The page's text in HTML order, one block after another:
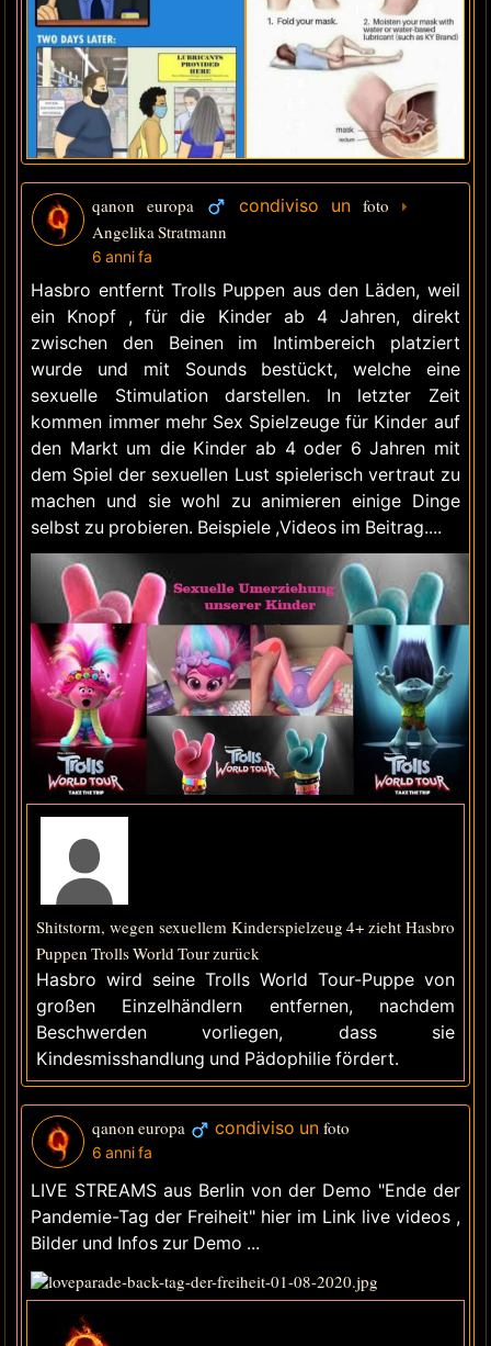
qanon europa condiviso unfoto
Angelika Stratmann
6 anni fa
Hasbro entfernt Trolls Puppen aus den Läden, weil
ein Knopf , für die Kinder ab 4 Jahren, direkt
zwischen den Beinen im Intimbereich platziert
wurde und mit Sounds bestückt, welche eine
sexuelle Stimulation darstellen. In letzter Zeit
kommen immer mehr Sex Spielzeuge für Kinder auf
den Markt um die Kinder ab 4 oder 6 Jahren mit
dem Spiel der sexuellen Lust spielerisch vertraut zu
machen und sie wohl zu animieren einige Dinge
selbst zu probieren. Beispiele ,Videos im Beitrag....
Shitstorm, wegen sexuellem Kinderspielzeug 4+ zieht Hasbro
Puppen Trolls World Tour zurück
Hasbro wird seine Trolls World Tour-Puppe von
großen Einzelhändlern entfernen, nachdem
Beschwerden vorliegen, dass sie
Kindesmisshandlung und Pädophilie fördert.
qanon europa condiviso unfoto
6 anni fa
LIVE STREAMS aus Berlin von der Demo "Ende der
Pandemie-Tag der Freiheit" hier im Link live videos ,
Bilder und Infos zur Demo ...